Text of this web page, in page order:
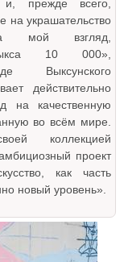
прежде всего,
на украшательство
мой взгляд,
10 000»,
Выксунского
действительно
на качественную
во всём мире.
коллекцией
проект
как часть
новый уровень».